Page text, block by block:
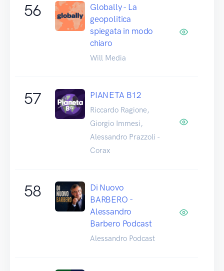
56
Globally - La
geopolitica
spiegata in modo
chiaro
Will Media
57 PIANETA B12
Riccardo Ragione,
Giorgio Immesi,
Alessandro Prazzoli -
Corax
58
Di Nuovo
BARBERO -
Alessandro
Barbero Podcast
Alessandro Podcast